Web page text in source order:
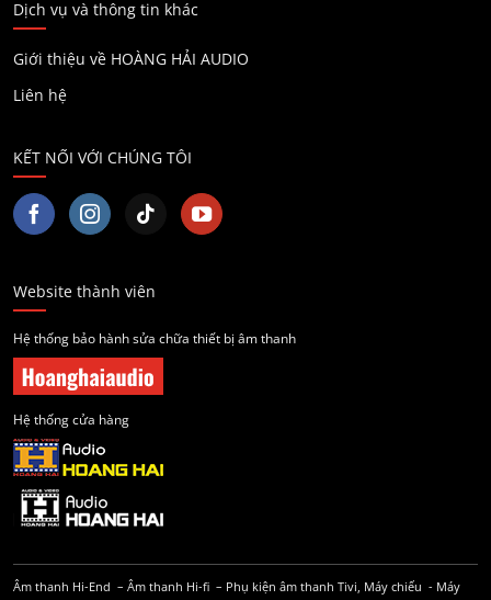
Dịch vụ và thông tin khác
Giới thiệu về HOÀNG HẢI AUDIO
Liên hệ
KẾT NỐI VỚI CHÚNG TÔI
Website thành viên
Hệ thống bảo hành sửa chữa thiết bị âm thanh
Hệ thống cửa hàng
Âm thanh Hi-End – Âm thanh Hi-fi – Phụ kiện âm thanh Tivi, Máy chiếu - Máy